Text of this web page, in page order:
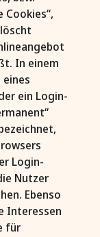
Cookies“,
In einem
ein Login-
Login-
Nutzer
Ebenso
Interessen
für